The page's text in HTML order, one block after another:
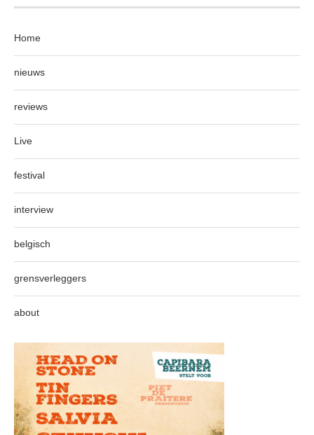
Home
nieuws
reviews
Live
festival
interview
belgisch
grensverleggers
about